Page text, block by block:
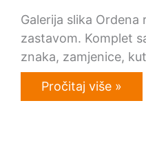
Galerija slika Ordena
zastavom. Komplet
znaka, zamjenice,
Pročitaj više »